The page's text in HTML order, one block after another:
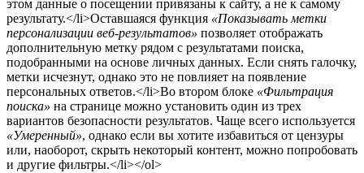
этом данные о посещении привязаны к сайту, а не к самому
результату.</li>Оставшаяся функция «Показывать метки
персонализации веб-результатов» позволяет отображать
дополнительную метку рядом с результатами поиска,
подобранными на основе личных данных. Если снять галочку,
метки исчезнут, однако это не повлияет на появление
персональных ответов.</li>Во втором блоке «Фильтрация
поиска» на странице можно установить один из трех
вариантов безопасности результатов. Чаще всего используется
«Умеренный», однако если вы хотите избавиться от цензуры
или, наоборот, скрыть некоторый контент, можно попробовать
и другие фильтры.</li></ol>